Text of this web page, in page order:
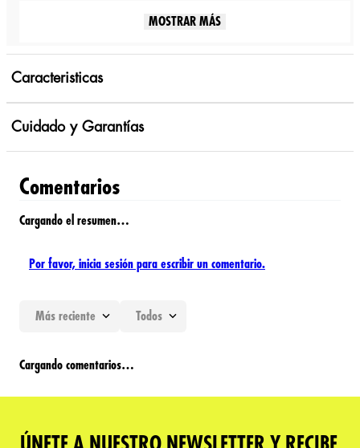
MOSTRAR MÁS
Caracteristicas
Cuidado y Garantías
Comentarios
Cargando el resumen…
Por favor, inicia sesión para escribir un comentario.
Más reciente Todos
Cargando comentarios…